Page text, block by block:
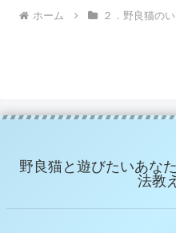
ホーム ２．野良猫の
野良猫と遊びたいあな
法教